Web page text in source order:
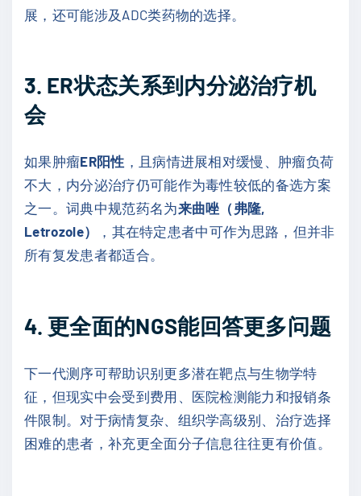
展，还可能涉及ADC类药物的选择。
3. ER状态关系到内分泌治疗机
会
如果肿瘤ER阳性 ，且病情进展相对缓慢、肿瘤负荷
不大，内分泌治疗仍可能作为毒性较低的备选方案
之一。词典中规范药名为来曲唑（弗隆,
Letrozole）
，其在特定患者中可作为思路，但并非
所有复发患者都适合。
4. 更全面的NGS能回答更多问题
下一代测序可帮助识别更多潜在靶点与生物学特
征，但现实中会受到费用、医院检测能力和报销条
件限制。对于病情复杂、组织学高级别、治疗选择
困难的患者，补充更全面分子信息往往更有价值。